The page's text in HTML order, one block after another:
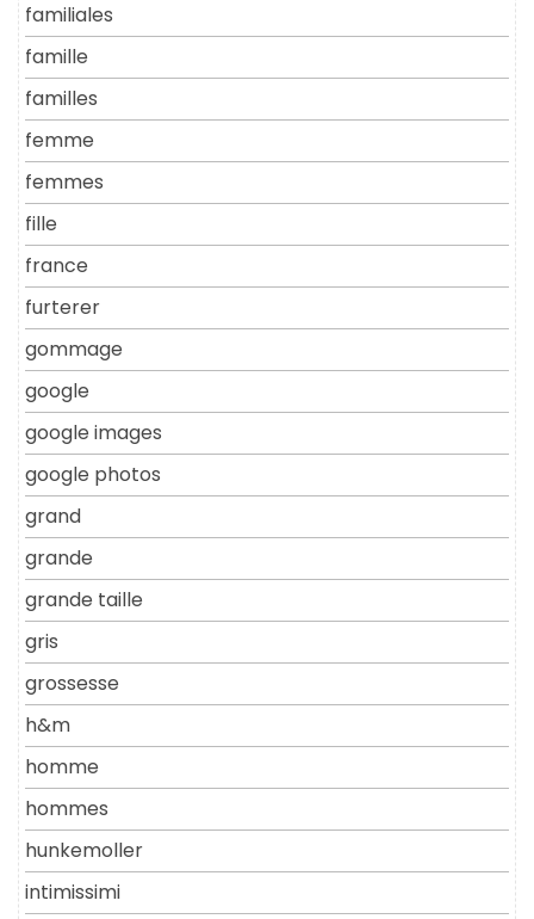
familiales
famille
familles
femme
femmes
fille
france
furterer
gommage
google
google images
google photos
grand
grande
grande taille
gris
grossesse
h&m
homme
hommes
hunkemoller
intimissimi